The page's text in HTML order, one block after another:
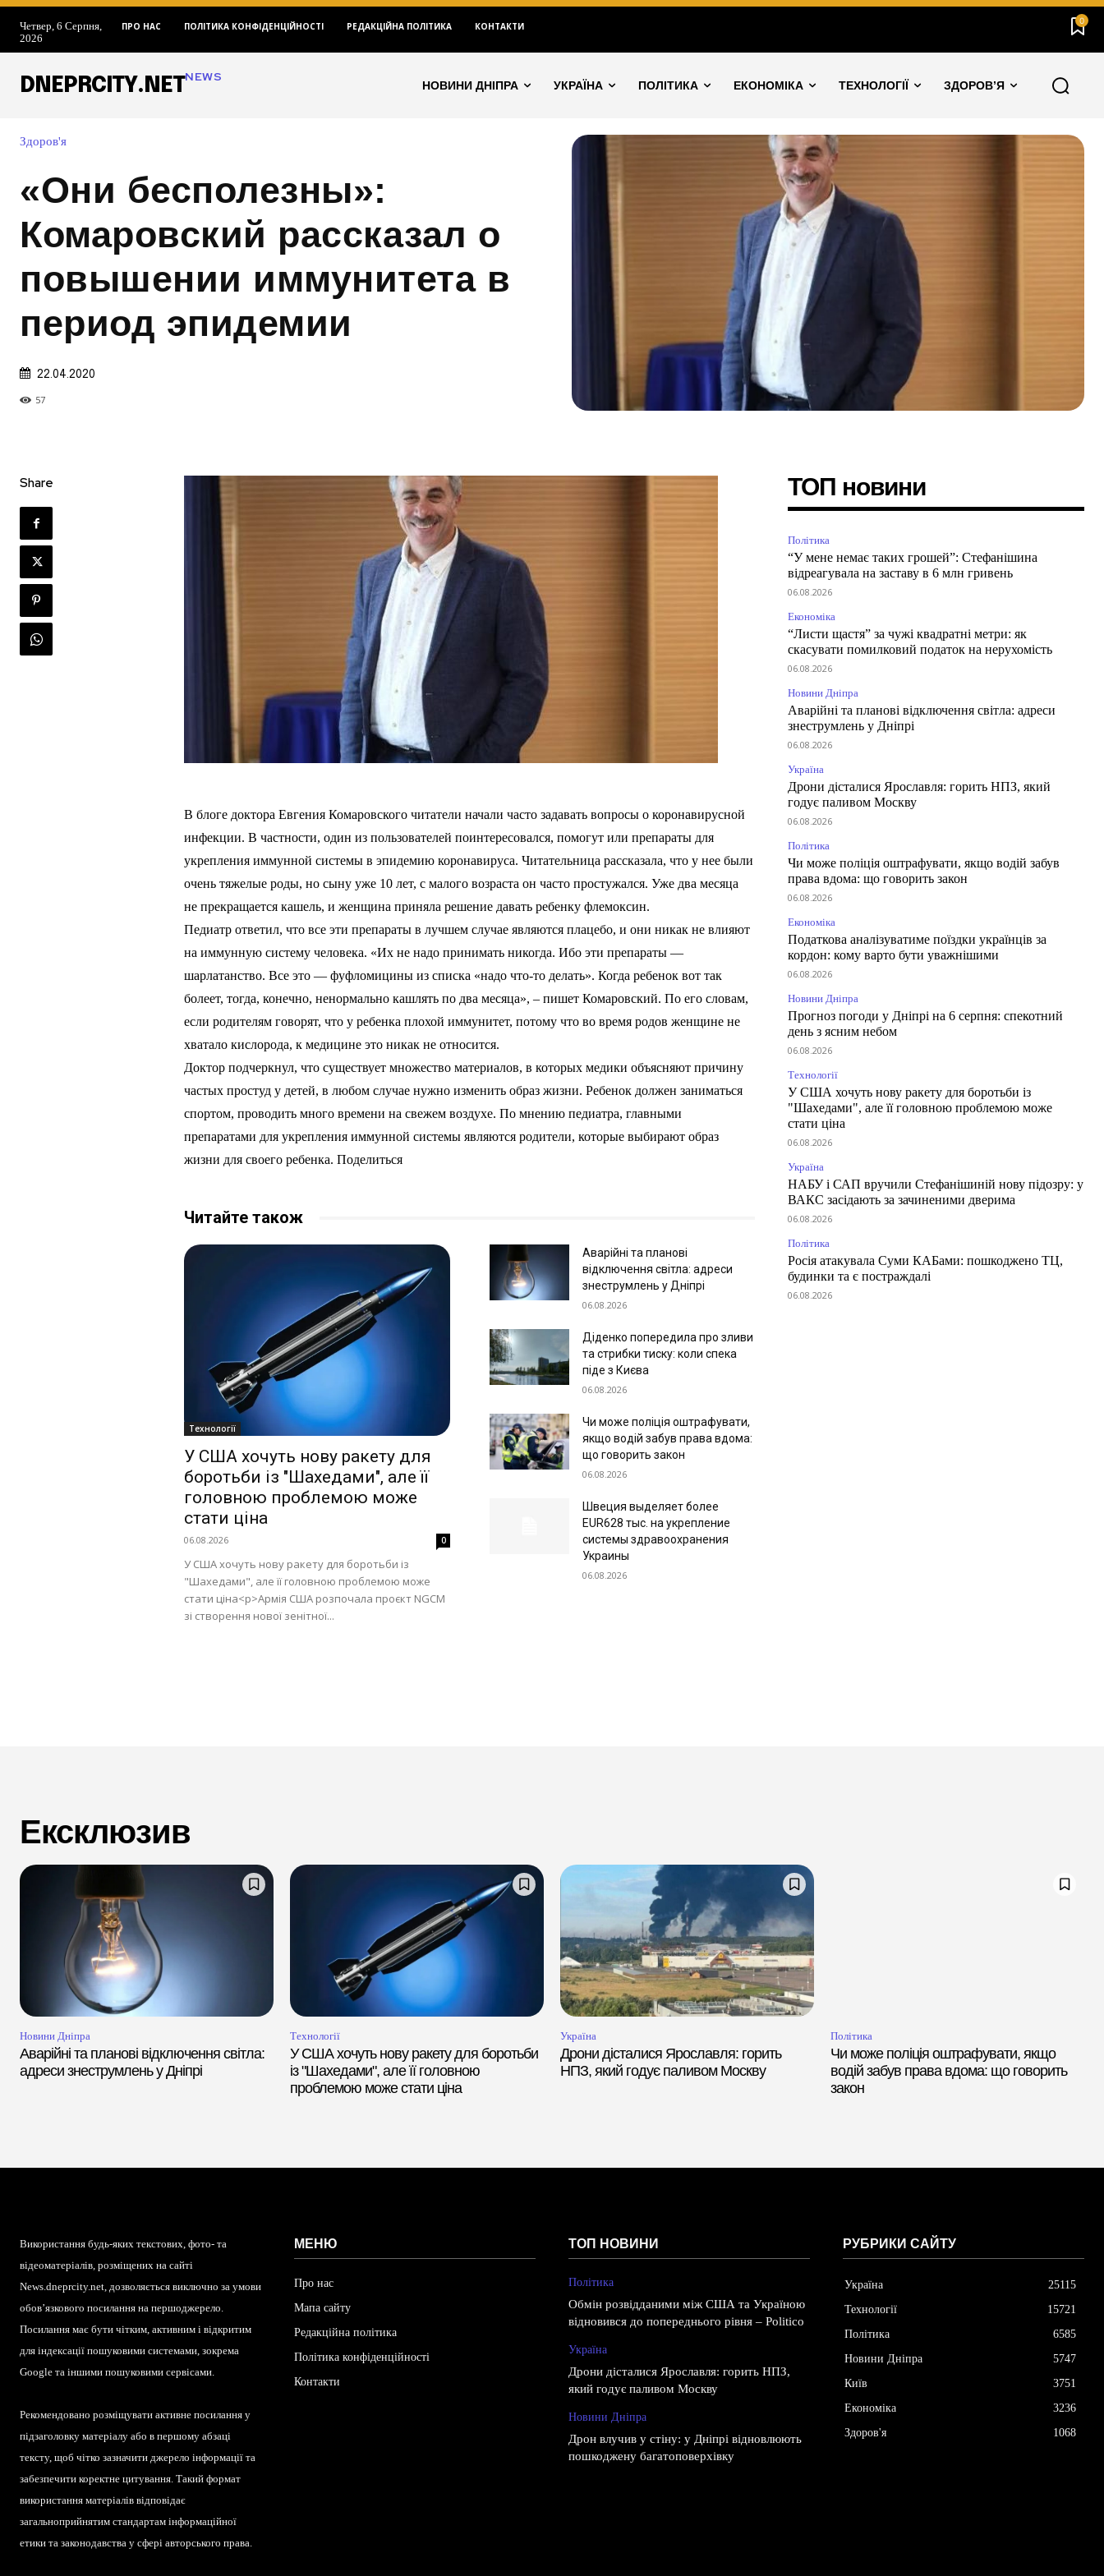
ПРО НАС ПОЛІТИКА КОНФІДЕНЦІЙНОСТІ РЕДАКЦІЙНА ПОЛІТИКА КОНТАКТИ
Четвер, 6 Серпня,
2026
0
DNEPRCITY.NETNEWS
НОВИНИ ДНІПРА УКРАЇНА ПОЛІТИКА ЕКОНОМІКА ТЕХНОЛОГІЇ ЗДОРОВ’Я
Здоров'я
«Они бесполезны»:
Комаровский рассказал о
повышении иммунитета в
период эпидемии
22.04.2020
57
Share
В блоге доктора Евгения Комаровского читатели начали часто задавать вопросы о коронавирусной
инфекции. В частности, один из пользователей поинтересовался, помогут или препараты для
укрепления иммунной системы в эпидемию коронавируса. Читательница рассказала, что у нее были
очень тяжелые роды, но сыну уже 10 лет, с малого возраста он часто простужался. Уже два месяца
не прекращается кашель, и женщина приняла решение давать ребенку флемоксин.
Педиатр ответил, что все эти препараты в лучшем случае являются плацебо, и они никак не влияют
на иммунную систему человека. «Их не надо принимать никогда. Ибо эти препараты —
шарлатанство. Все это — фуфломицины из списка «надо что-то делать». Когда ребенок вот так
болеет, тогда, конечно, ненормально кашлять по два месяца», – пишет Комаровский. По его словам,
если родителям говорят, что у ребенка плохой иммунитет, потому что во время родов женщине не
хватало кислорода, к медицине это никак не относится.
Доктор подчеркнул, что существует множество материалов, в которых медики объясняют причину
частых простуд у детей, в любом случае нужно изменить образ жизни. Ребенок должен заниматься
спортом, проводить много времени на свежем воздухе. По мнению педиатра, главными
препаратами для укрепления иммунной системы являются родители, которые выбирают образ
жизни для своего ребенка. Поделиться
Читайте також
Технології
У США хочуть нову ракету для
боротьби із "Шахедами", але її
головною проблемою може
стати ціна
06.08.2026 0
У США хочуть нову ракету для боротьби із
"Шахедами", але її головною проблемою може
стати ціна<p>Армія США розпочала проєкт NGCM
зі створення нової зенітної...
Аварійні та планові
відключення світла: адреси
знеструмлень у Дніпрі
06.08.2026
Діденко попередила про зливи
та стрибки тиску: коли спека
піде з Києва
06.08.2026
Чи може поліція оштрафувати,
якщо водій забув права вдома:
що говорить закон
06.08.2026
Швеция выделяет более
EUR628 тыс. на укрепление
системы здравоохранения
Украины
06.08.2026
ТОП новини
Політика
“У мене немає таких грошей”: Стефанішина
відреагувала на заставу в 6 млн гривень
06.08.2026
Економіка
“Листи щастя” за чужі квадратні метри: як
скасувати помилковий податок на нерухомість
06.08.2026
Новини Дніпра
Аварійні та планові відключення світла: адреси
знеструмлень у Дніпрі
06.08.2026
Україна
Дрони дісталися Ярославля: горить НПЗ, який
годує паливом Москву
06.08.2026
Політика
Чи може поліція оштрафувати, якщо водій забув
права вдома: що говорить закон
06.08.2026
Економіка
Податкова аналізуватиме поїздки українців за
кордон: кому варто бути уважнішими
06.08.2026
Новини Дніпра
Прогноз погоди у Дніпрі на 6 серпня: спекотний
день з ясним небом
06.08.2026
Технології
У США хочуть нову ракету для боротьби із
"Шахедами", але її головною проблемою може
стати ціна
06.08.2026
Україна
НАБУ і САП вручили Стефанішиній нову підозру: у
ВАКС засідають за зачиненими дверима
06.08.2026
Політика
Росія атакувала Суми КАБами: пошкоджено ТЦ,
будинки та є постраждалі
06.08.2026
Ексклюзив
Новини Дніпра
Аварійні та планові відключення світла:
адреси знеструмлень у Дніпрі
Технології
У США хочуть нову ракету для боротьби
із "Шахедами", але її головною
проблемою може стати ціна
Україна
Дрони дісталися Ярославля: горить
НПЗ, який годує паливом Москву
Політика
Чи може поліція оштрафувати, якщо
водій забув права вдома: що говорить
закон
Використання будь-яких текстових, фото- та
відеоматеріалів, розміщених на сайті
News.dneprcity.net, дозволяється виключно за умови
обов’язкового посилання на першоджерело.
Посилання має бути чітким, активним і відкритим
для індексації пошуковими системами, зокрема
Google та іншими пошуковими сервісами.
Рекомендовано розміщувати активне посилання у
підзаголовку матеріалу або в першому абзаці
тексту, щоб чітко зазначити джерело інформації та
забезпечити коректне цитування. Такий формат
використання матеріалів відповідає
загальноприйнятим стандартам інформаційної
етики та законодавства у сфері авторського права.
МЕНЮ
Про нас
Мапа сайту
Редакційна політика
Політика конфіденційності
Контакти
ТОП НОВИНИ
Політика
Обмін розвідданими між США та Україною
відновився до попереднього рівня – Politico
Україна
Дрони дісталися Ярославля: горить НПЗ,
який годує паливом Москву
Новини Дніпра
Дрон влучив у стіну: у Дніпрі відновлюють
пошкоджену багатоповерхівку
РУБРИКИ САЙТУ
Україна
25115
Технології
15721
Політика
6585
Новини Дніпра
5747
Київ
3751
Економіка
3236
Здоров'я
1068